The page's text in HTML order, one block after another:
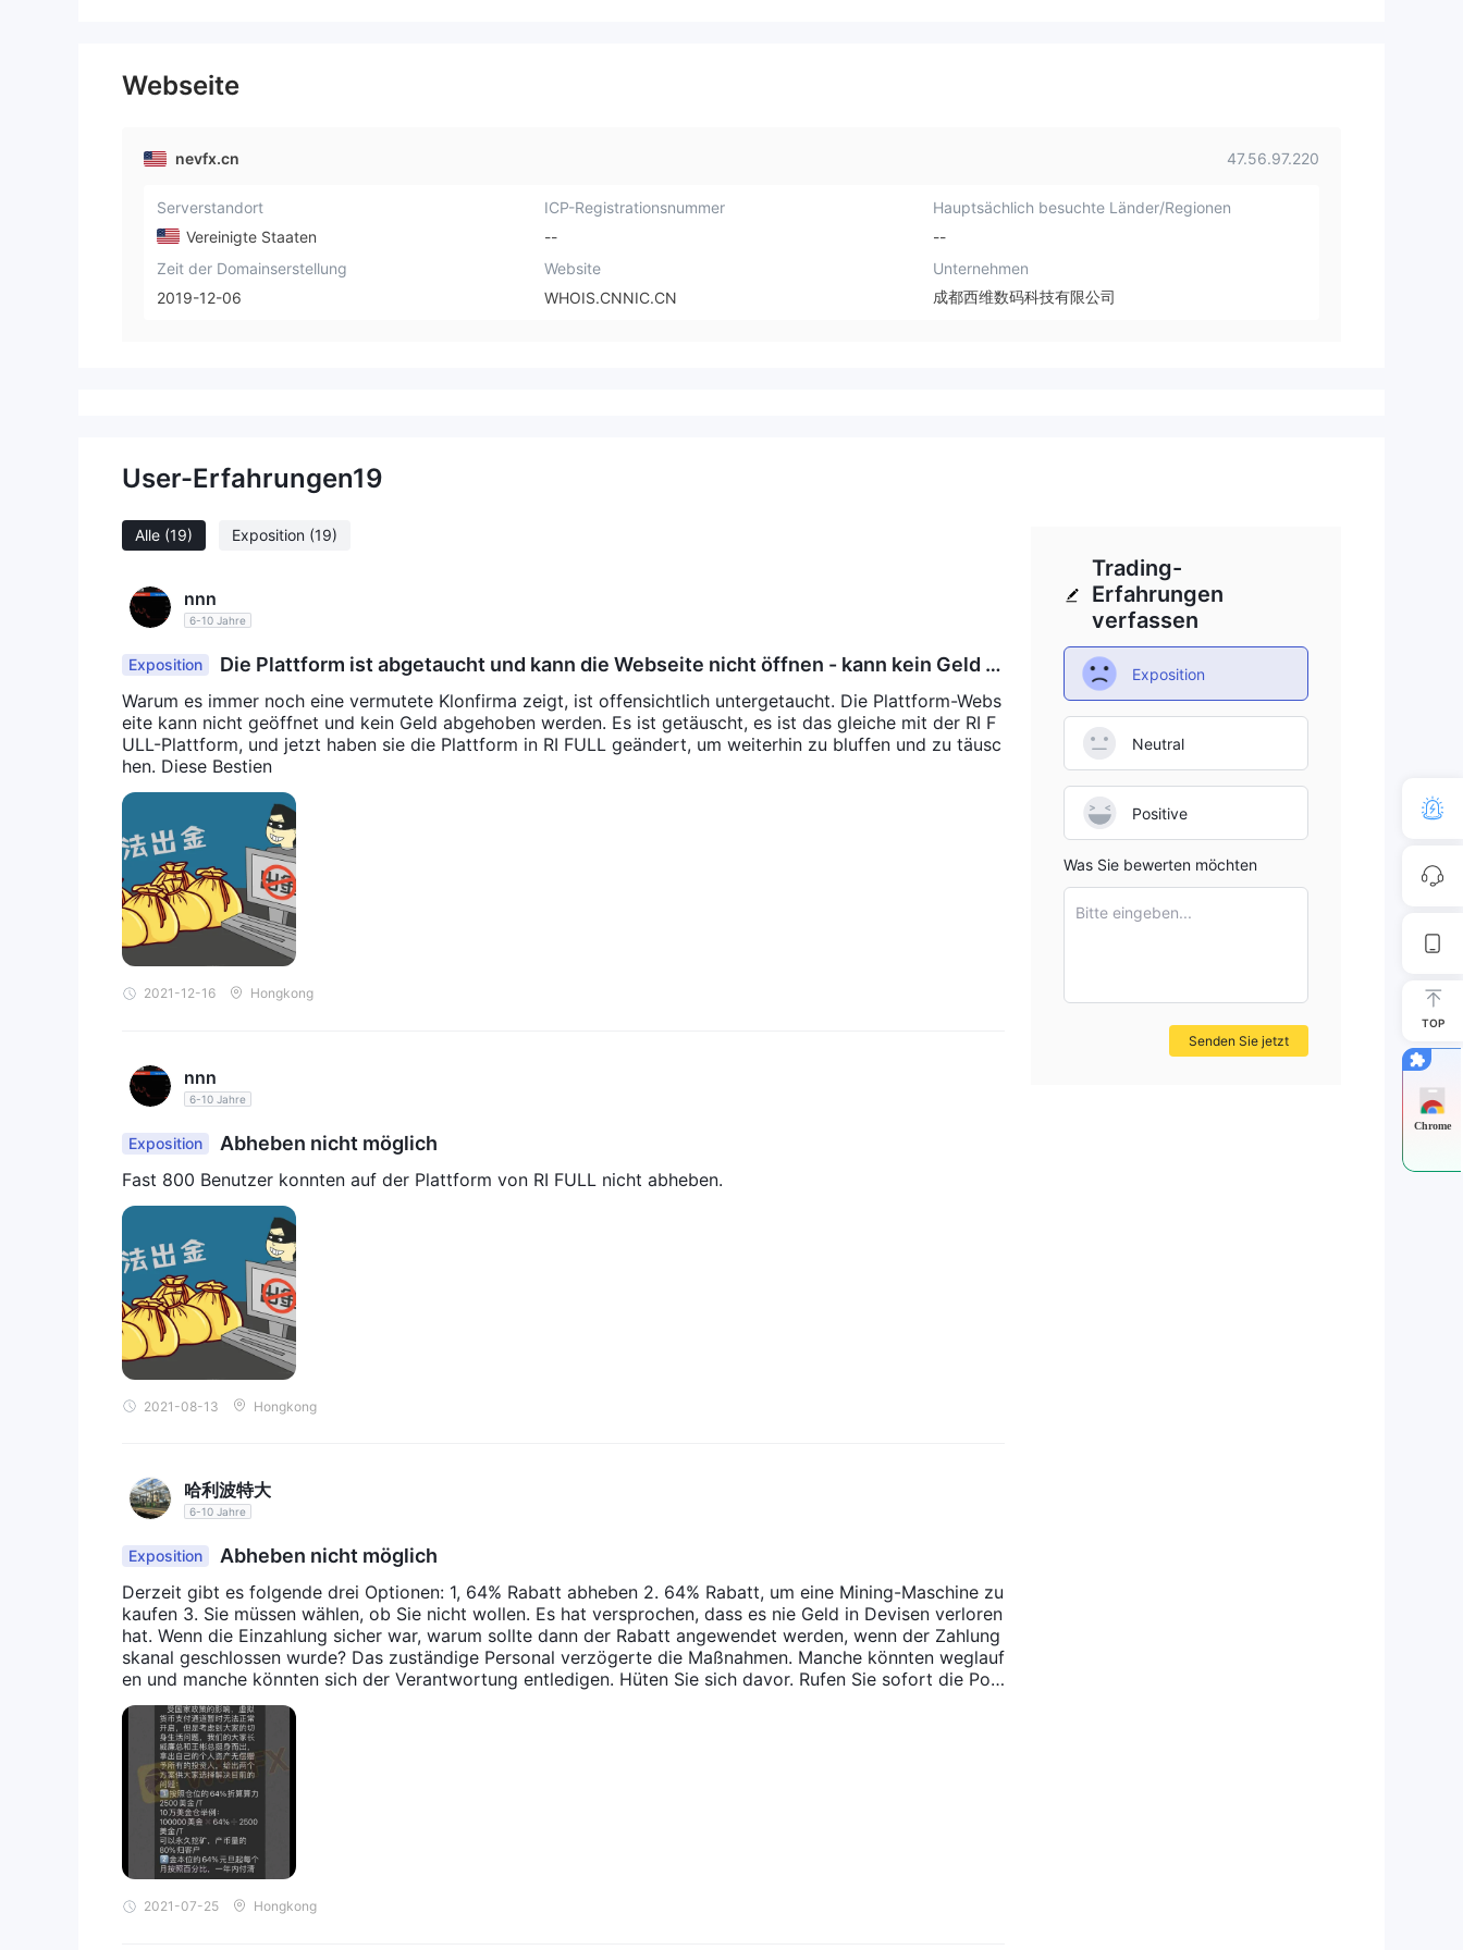
Webseite
nevfx.cn 47.56.97.220
Serverstandort
Vereinigte Staaten
ICP-Registrationsnummer
--
Hauptsächlich besuchte Länder/Regionen
--
Zeit der Domainserstellung
2019-12-06
Website
WHOIS.CNNIC.CN
Unternehmen
成都西维数码科技有限公司
User-Erfahrungen19
Alle (19) Exposition (19)
nnn
6-10 Jahre
Exposition
Die Plattform ist abgetaucht und kann die Webseite nicht öffnen - kann kein Geld a
bheben
Warum es immer noch eine vermutete Klonfirma zeigt, ist offensichtlich untergetaucht. Die Plattform-Webs
eite kann nicht geöffnet und kein Geld abgehoben werden. Es ist getäuscht, es ist das gleiche mit der RI F
ULL-Plattform, und jetzt haben sie die Plattform in RI FULL geändert, um weiterhin zu bluffen und zu täusc
hen. Diese Bestien
2021-12-16 Hongkong
nnn
6-10 Jahre
Exposition Abheben nicht möglich
Fast 800 Benutzer konnten auf der Plattform von RI FULL nicht abheben.
2021-08-13 Hongkong
哈利波特大
6-10 Jahre
Exposition Abheben nicht möglich
Derzeit gibt es folgende drei Optionen: 1, 64% Rabatt abheben 2. 64% Rabatt, um eine Mining-Maschine zu
kaufen 3. Sie müssen wählen, ob Sie nicht wollen. Es hat versprochen, dass es nie Geld in Devisen verloren
hat. Wenn die Einzahlung sicher war, warum sollte dann der Rabatt angewendet werden, wenn der Zahlung
skanal geschlossen wurde? Das zuständige Personal verzögerte die Maßnahmen. Manche könnten weglauf
en und manche könnten sich der Verantwortung entledigen. Hüten Sie sich davor. Rufen Sie sofort die Poli
zei um Hilfe. Vielleicht könnten einige Investitionen gespart werden.
2021-07-25 Hongkong
Trading-
Erfahrungen
verfassen
Exposition
Neutral
Positive
Was Sie bewerten möchten
Bitte eingeben...
Senden Sie jetzt
TOP
Chrome